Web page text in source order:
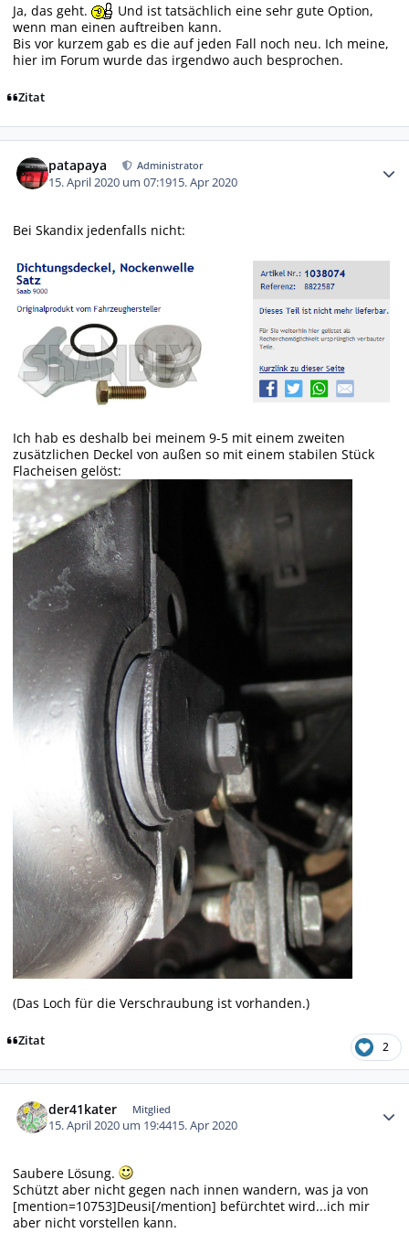
Ja, das geht.
Und ist tatsächlich eine sehr gute Option,
wenn man einen auftreiben kann.
Bis vor kurzem gab es die auf jeden Fall noch neu. Ich meine,
hier im Forum wurde das irgendwo auch besprochen.
Zitat
patapaya Administrator
15. April 2020 um 07:1915. Apr 2020
Bei Skandix jedenfalls nicht:
Ich hab es deshalb bei meinem 9-5 mit einem zweiten
zusätzlichen Deckel von außen so mit einem stabilen Stück
Flacheisen gelöst:
(Das Loch für die Verschraubung ist vorhanden.)
Zitat 2
der41kater Mitglied
15. April 2020 um 19:4415. Apr 2020
Saubere Lösung.
Schützt aber nicht gegen nach innen wandern, was ja von
[mention=10753]Deusi[/mention] befürchtet wird...ich mir
aber nicht vorstellen kann.